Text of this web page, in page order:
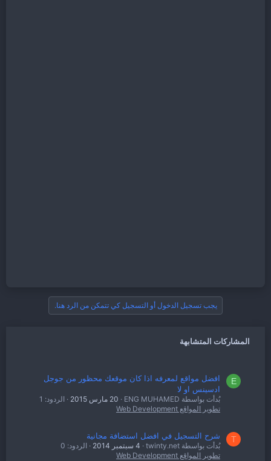
يجب تسجيل الدخول أو التسجيل كي تتمكن من الرد هنا.
المشاركات المتشابهة
E
افضل مواقع لمعرفه اذا كان موقعك محظور من جوجل
ادسينس او لا
بُدأت بواسطة ENG MUHAMED 20 مارس 2015
الردود: 1
تطوير المواقع Web Development
T شرح التسجيل في افضل استضافة مجانية
بُدأت بواسطة twinty.net 4 سبتمبر 2014
الردود: 0
تطوير المواقع Web Development